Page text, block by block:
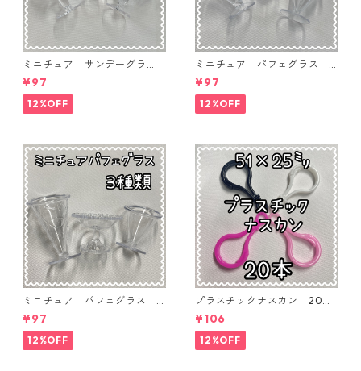
ミニチュア サンデーグラ
ス 3個入り【MNT-GLS-3P-
04】
¥97
12%OFF
ミニチュア パフェグラス 3
個入り【MNT-GLS-3P-03】
¥97
12%OFF
ミニチュア パフェグラス 3
個入り【MNT-GLS-3P-02】
¥97
12%OFF
プラスチックナスカン 20本
入り【PK-20】
¥106
12%OFF